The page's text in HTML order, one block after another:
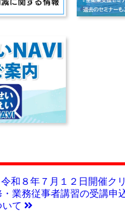
和８年７月１２日開催ク
・業務従事者講習の受講申
いて